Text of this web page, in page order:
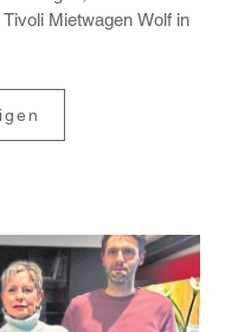
Miet­wagen Wolf in